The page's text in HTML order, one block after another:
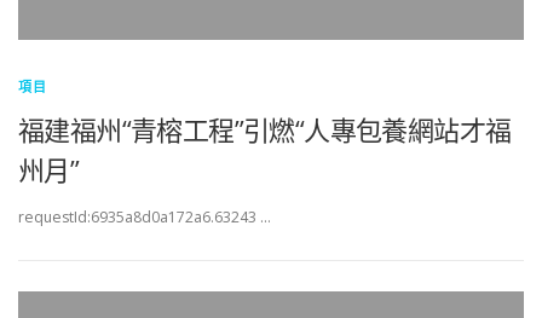
項目
福建福州“青榕工程”引燃“人專包養網站才福
州月”
requestId:6935a8d0a172a6.63243 …